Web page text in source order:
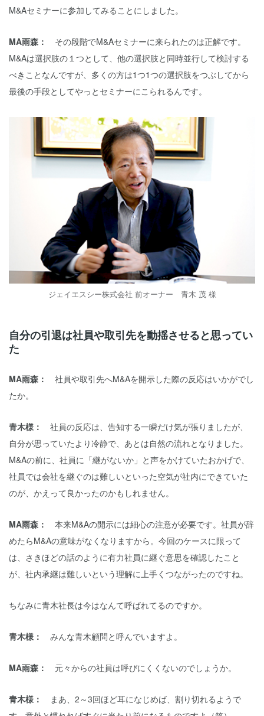
M&Aセミナーに参加してみることにしました。
MA雨森：
その段階でM&Aセミナーに来られたのは正解です。
M&Aは選択肢の１つとして、他の選択肢と同時並行して検討する
べきことなんですが、多くの方は1つ1つの選択肢をつぶしてから
最後の手段としてやっとセミナーにこられるんです。
ジェイエスシー株式会社 前オーナー 青木 茂 様
自分の引退は社員や取引先を動揺させると思ってい
た
MA雨森：
社員や取引先へM&Aを開示した際の反応はいかがでし
たか。
青木様：
社員の反応は、告知する一瞬だけ気が張りましたが、
自分が思っていたより冷静で、あとは自然の流れとなりました。
M&Aの前に、社員に「継がないか」と声をかけていたおかげで、
社員では会社を継ぐのは難しいといった空気が社内にできていた
のが、かえって良かったのかもしれません。
MA雨森：
本来M&Aの開示には細心の注意が必要です。社員が辞
めたらM&Aの意味がなくなりますから。今回のケースに限って
は、さきほどの話のように有力社員に継ぐ意思を確認したこと
が、社内承継は難しいという理解に上手くつながったのですね。
ちなみに青木社長は今はなんて呼ばれてるのですか。
青木様： みんな青木顧問と呼んでいますよ。
MA雨森： 元々からの社員は呼びにくくないのでしょうか。
青木様：
まあ、2～3回ほど耳になじめば、割り切れるようで